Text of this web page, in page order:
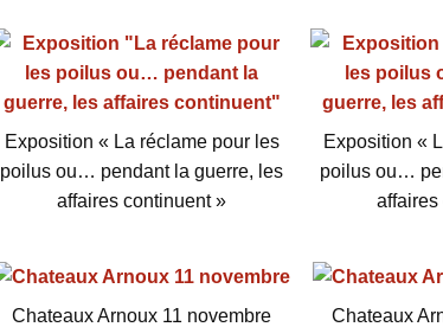
Exposition « La réclame pour les
poilus ou… pendant la guerre, les
affaires continuent »
Exposition «
poilus ou…
affaires
Chateaux Arnoux 11 novembre Chateaux